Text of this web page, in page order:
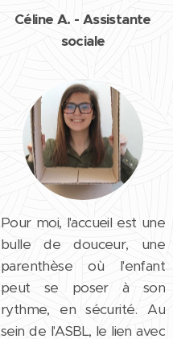
Céline A. - Assistante
sociale
Pour moi, l'accueil est une
bulle de douceur, une
parenthèse où l'enfant
peut se poser à son
rythme, en sécurité. Au
sein de l'ASBL, le lien avec